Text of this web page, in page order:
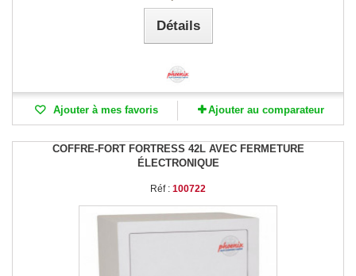
Détails
Ajouter à mes favoris Ajouter au comparateur
COFFRE-FORT FORTRESS 42L AVEC FERMETURE
ÉLECTRONIQUE
Réf : 100722